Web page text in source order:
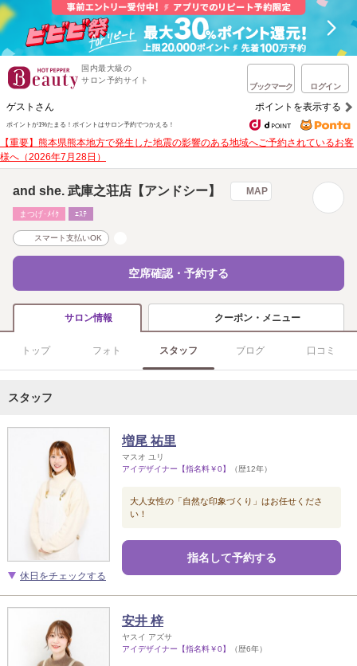
国内最大級の
サロン予約サイト
ブックマーク ログイン
ゲストさん ポイントを表示する
ポイントが1%たまる！ ポイントはサロン予約でつかえる！
【重要】熊本県熊本地方で発生した地震の影響のある地域へご予約されているお客
様へ（2026年7月28日）
and she. 武庫之荘店【アンドシー】 MAP
まつげ･ﾒｲｸ ｴｽﾃ
スマート支払いOK
空席確認・予約する
サロン情報 クーポン・メニュー
トップ フォト スタッフ ブログ 口コミ
スタッフ
休日をチェックする
増尾 祐里
マスオ ユリ
アイデザイナー【指名料￥0】
（歴12年）
大人女性の「自然な印象づくり」はお任せくださ
い！
指名して予約する
安井 梓
ヤスイ アズサ
アイデザイナー【指名料￥0】
（歴6年）